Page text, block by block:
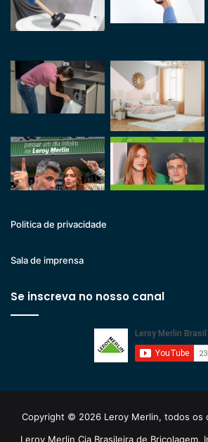
Politica de privacidade
Sala de imprensa
Se inscreva no nosso canal
Copyright © 2026 Leroy Merlin, todos os
Leroy Merlin Cia Brasileira de Bricolagem.